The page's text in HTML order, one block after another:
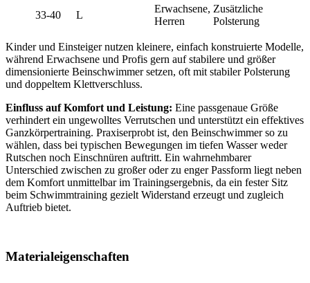
33-40
L
Erwachsene,
Herren
Zusätzliche
Polsterung
Kinder und Einsteiger nutzen kleinere, einfach konstruierte Modelle,
während Erwachsene und Profis gern auf stabilere und größer
dimensionierte Beinschwimmer setzen, oft mit stabiler Polsterung
und doppeltem Klettverschluss.
Einfluss auf Komfort und Leistung: Eine passgenaue Größe
verhindert ein ungewolltes Verrutschen und unterstützt ein effektives
Ganzkörpertraining. Praxiserprobt ist, den Beinschwimmer so zu
wählen, dass bei typischen Bewegungen im tiefen Wasser weder
Rutschen noch Einschnüren auftritt. Ein wahrnehmbarer
Unterschied zwischen zu großer oder zu enger Passform liegt neben
dem Komfort unmittelbar im Trainingsergebnis, da ein fester Sitz
beim Schwimmtraining gezielt Widerstand erzeugt und zugleich
Auftrieb bietet.
Materialeigenschaften